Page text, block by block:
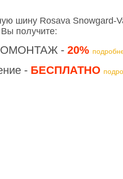
шину Rosava Snowgard-
Вы получите:
- 20%
- БЕСПЛАТНО